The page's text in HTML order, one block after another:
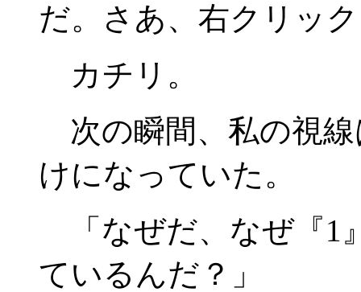
だ。さあ、右クリッ
カチリ。
次の瞬間、私の視線
けになっていた。
「なぜだ、なぜ『1
ているんだ？」